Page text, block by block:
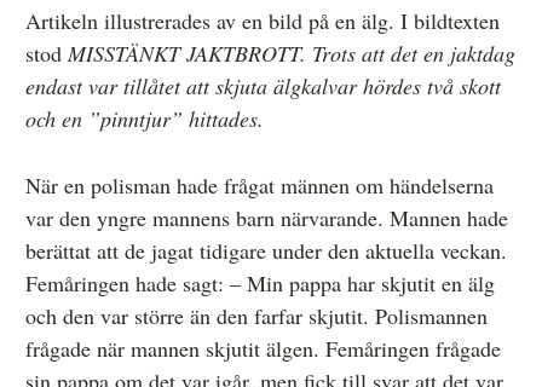
Artikeln illustrerades av en bild på en älg. I bildtexten
stod MISSTÄNKT JAKTBROTT. Trots att det en jaktdag
endast var tillåtet att skjuta älgkalvar hördes två skott
och en ”pinntjur” hittades.
När en polisman hade frågat männen om händelserna
var den yngre mannens barn närvarande. Mannen hade
berättat att de jagat tidigare under den aktuella veckan.
Femåringen hade sagt: – Min pappa har skjutit en älg
och den var större än den farfar skjutit. Polismannen
frågade när mannen skjutit älgen. Femåringen frågade